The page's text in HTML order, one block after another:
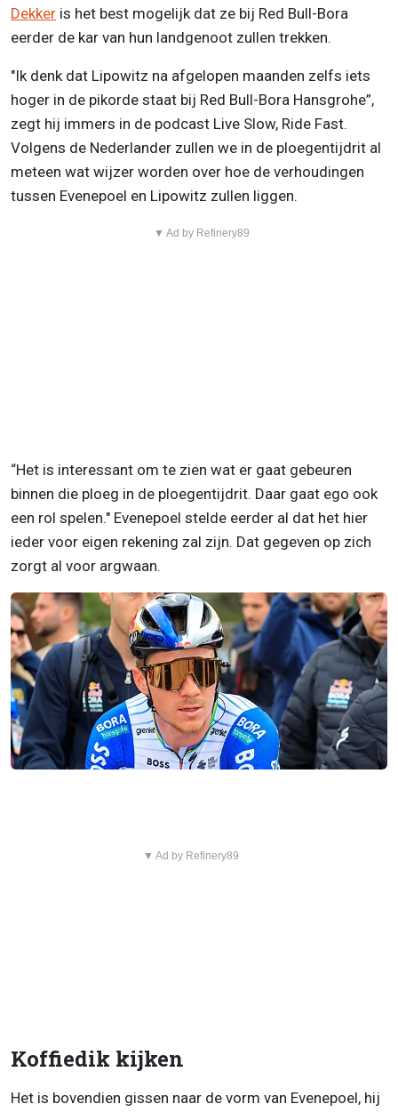
Dekker is het best mogelijk dat ze bij Red Bull-Bora
eerder de kar van hun landgenoot zullen trekken.
"Ik denk dat Lipowitz na afgelopen maanden zelfs iets
hoger in de pikorde staat bij Red Bull-Bora Hansgrohe”,
zegt hij immers in de podcast Live Slow, Ride Fast.
Volgens de Nederlander zullen we in de ploegentijdrit al
meteen wat wijzer worden over hoe de verhoudingen
tussen Evenepoel en Lipowitz zullen liggen.
▼ Ad by Refinery89
“Het is interessant om te zien wat er gaat gebeuren
binnen die ploeg in de ploegentijdrit. Daar gaat ego ook
een rol spelen." Evenepoel stelde eerder al dat het hier
ieder voor eigen rekening zal zijn. Dat gegeven op zich
zorgt al voor argwaan.
▼ Ad by Refinery89
Koffiedik kijken
Het is bovendien gissen naar de vorm van Evenepoel, hij